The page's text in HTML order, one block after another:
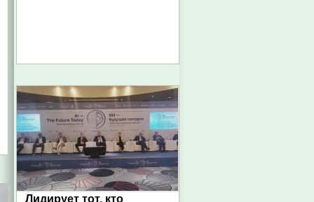
Лидирует тот, кто